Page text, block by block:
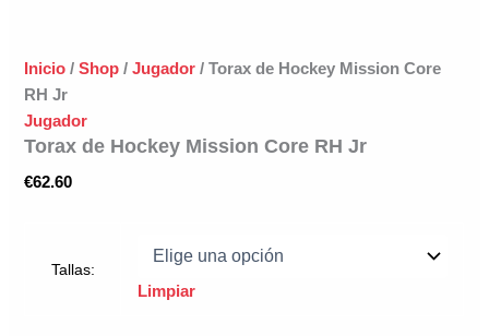
Inicio /Shop /Jugador / Torax de Hockey Mission Core
RH Jr
Jugador
Torax de Hockey Mission Core RH Jr
€62.60
Tallas:
Limpiar